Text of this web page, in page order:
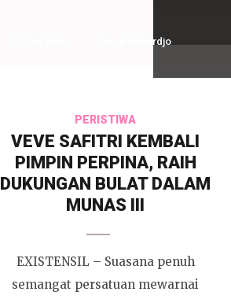
Devi P. Wihardjo
PERISTIWA
VEVE SAFITRI KEMBALI
PIMPIN PERPINA, RAIH
DUKUNGAN BULAT DALAM
MUNAS III
EXISTENSIL – Suasana penuh
semangat persatuan mewarnai